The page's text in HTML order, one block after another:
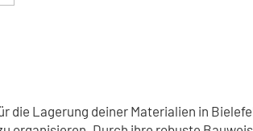
die Lagerung deiner Materialien in